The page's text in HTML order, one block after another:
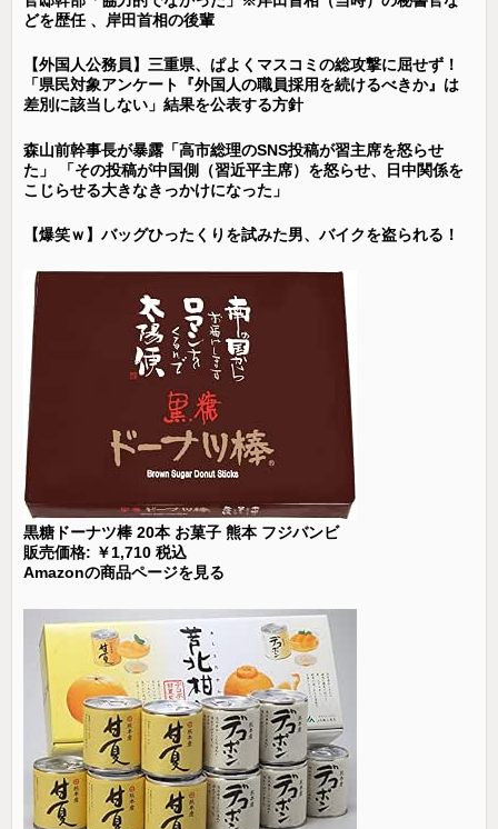
どを歴任 、岸田首相の後輩
【外国人公務員】三重県、ぱよくマスコミの総攻撃に屈せず！
「県民対象アンケート『外国人の職員採用を続けるべきか』は
差別に該当しない」結果を公表する方針
森山前幹事長が暴露「高市総理のSNS投稿が習主席を怒らせ
た」 「その投稿が中国側（習近平主席）を怒らせ、日中関係を
こじらせる大きなきっかけになった」
【爆笑ｗ】バッグひったくりを試みた男、バイクを盗られる！
黒糖ドーナツ棒 20本 お菓子 熊本 フジバンビ
販売価格: ￥1,710 税込
Amazonの商品ページを見る